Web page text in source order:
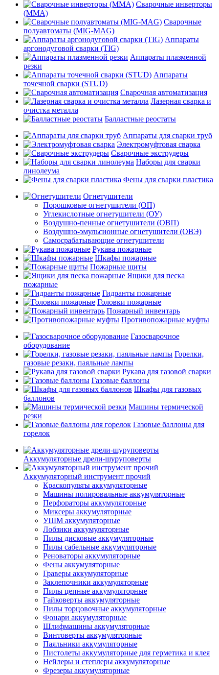
Сварочные инверторы
(MMA)
Сварочные
полуавтоматы (MIG-MAG)
Аппараты
аргонодуговой сварки (TIG)
Аппараты плазменной
резки
Аппараты
точечной сварки (STUD)
Сварочная автоматизация
Лазерная сварка и
очистка металла
Балластные реостаты
Аппараты для сварки труб
Электромуфтовая сварка
Сварочные экструдеры
Наборы для сварки
линолеума
Фены для сварки пластика
Огнетушители
Порошковые огнетушители (ОП)
Углекислотные огнетушители (ОУ)
Воздушно-пенные огнетушители (ОВП)
Воздушно-эмульсионные огнетушители (ОВЭ)
Самосрабатывающие огнетушители
Рукава пожарные
Шкафы пожарные
Пожарные щиты
Ящики для песка
пожарные
Гидранты пожарные
Головки пожарные
Пожарный инвентарь
Противопожарные муфты
Газосварочное
оборудование
Горелки,
газовые резаки, паяльные лампы
Рукава для газовой сварки
Газовые баллоны
Шкафы для газовых
баллонов
Машины термической
резки
Газовые баллоны для
горелок
Аккумуляторные дрели-шуруповерты
Аккумуляторный инструмент прочий
Краскопульты аккумуляторные
Машины полировальные аккумуляторные
Перфораторы аккумуляторные
Миксеры аккумуляторные
УШМ аккумуляторные
Лобзики аккумуляторные
Пилы дисковые аккумуляторные
Пилы сабельные аккумуляторные
Реноваторы аккумуляторные
Фены аккумуляторные
Граверы аккумуляторные
Заклепочники аккумуляторные
Пилы цепные аккумуляторные
Гайковерты аккумуляторные
Пилы торцовочные аккумуляторные
Фонари аккумуляторные
Шлифмашины аккумуляторные
Винтоверты аккумуляторные
Паяльники аккумуляторные
Пистолеты аккумуляторные для герметика и клея
Нейлеры и степлеры аккумуляторные
Фрезеры аккумуляторные